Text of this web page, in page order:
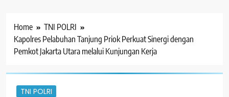
Home
TNI POLRI
Kapolres Pelabuhan Tanjung Priok Perkuat Sinergi dengan
Pemkot Jakarta Utara melalui Kunjungan Kerja
TNI POLRI